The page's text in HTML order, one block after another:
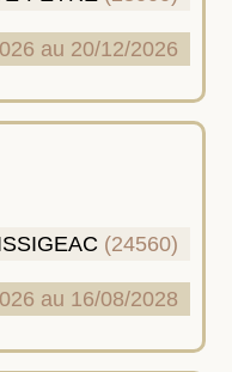
au 20/12/2026
(24560)
au 16/08/2028